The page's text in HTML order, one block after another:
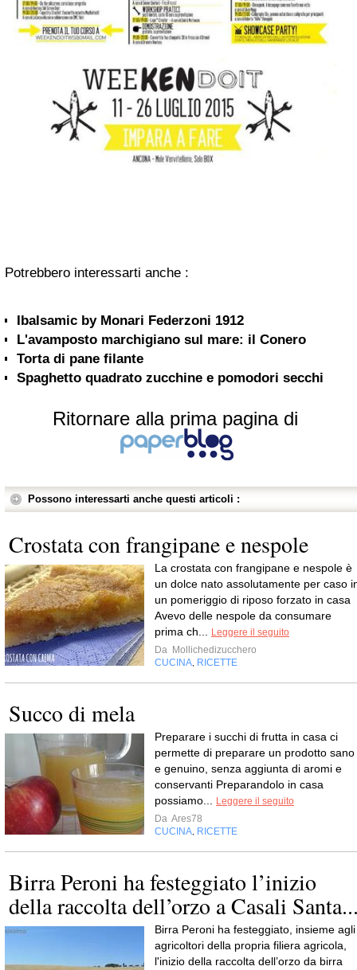
Potrebbero interessarti anche :
Ibalsamic by Monari Federzoni 1912
L'avamposto marchigiano sul mare: il Conero
Torta di pane filante
Spaghetto quadrato zucchine e pomodori secchi
Ritornare alla prima pagina di
Possono interessarti anche questi articoli :
Crostata con frangipane e nespole
La crostata con frangipane e nespole è
un dolce nato assolutamente per caso
un pomeriggio di riposo forzato in casa
Avevo delle nespole da consumare
prima ch...
Leggere il seguito
Da Mollichedizucchero
CUCINA RICETTE
Succo di mela
Preparare i succhi di frutta in casa ci
permette di preparare un prodotto sano
e genuino, senza aggiunta di aromi e
conservanti Preparandolo in casa
possiamo...
Leggere il seguito
Da Ares78
CUCINA RICETTE
Birra Peroni ha festeggiato l’inizio
della raccolta dell’orzo a Casali
Birra Peroni ha festeggiato, insieme agli
agricoltori della propria filiera agricola,
l'inizio della raccolta dell’orzo da birra